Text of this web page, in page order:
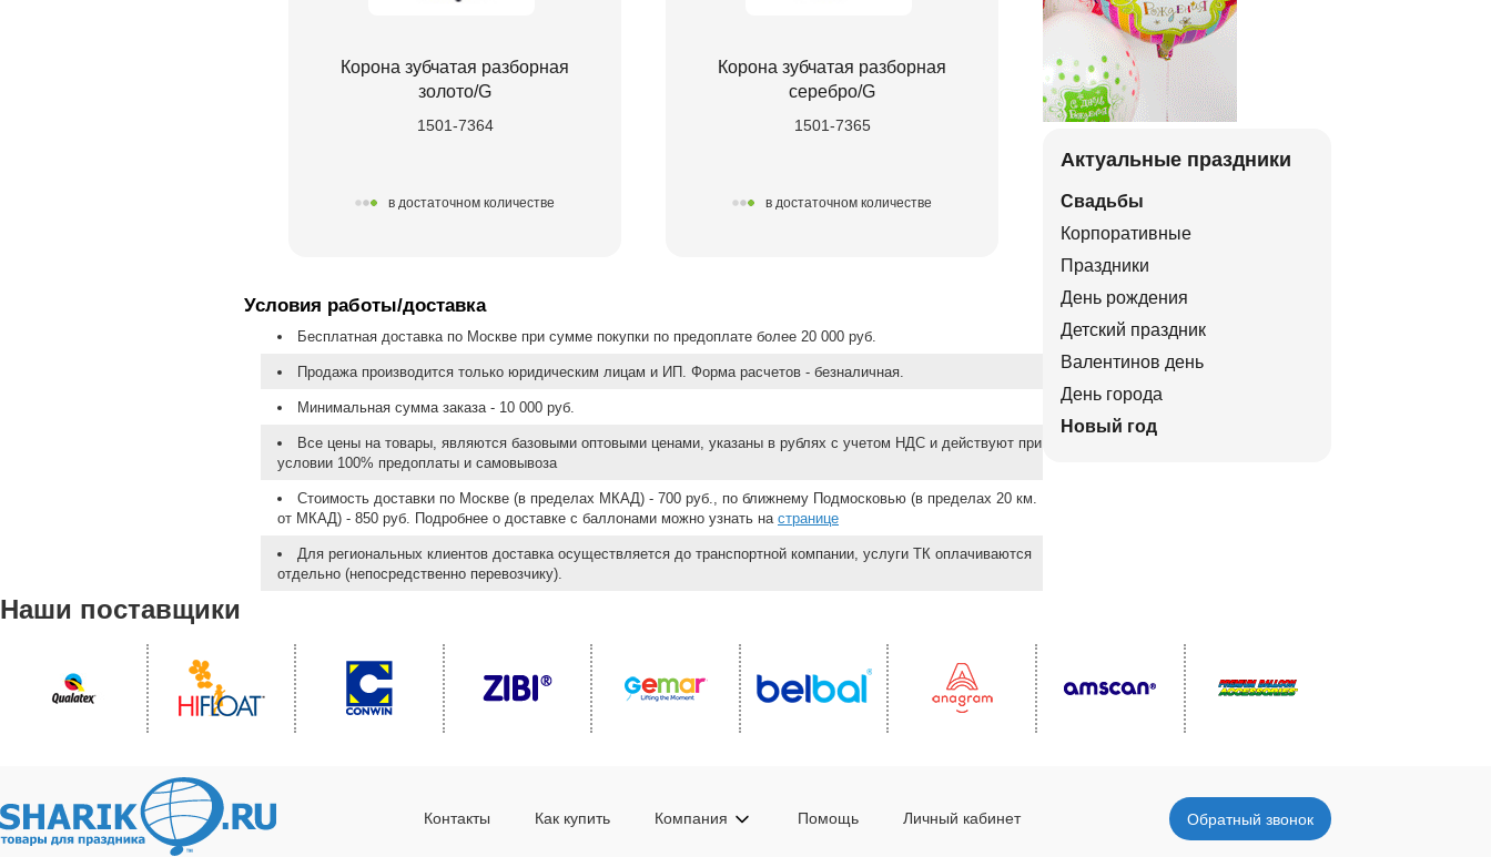
Корона зубчатая разборная
золото/G
1501-7364
в достаточном количестве
Корона зубчатая разборная
серебро/G
1501-7365
в достаточном количестве
Условия работы/доставка
Бесплатная доставка по Москве при сумме покупки по предоплате более 20 000 руб.
Продажа производится только юридическим лицам и ИП. Форма расчетов - безналичная.
Минимальная сумма заказа - 10 000 руб.
Все цены на товары, являются базовыми оптовыми ценами, указаны в рублях с учетом НДС и действуют при
условии 100% предоплаты и самовывоза
Стоимость доставки по Москве (в пределах МКАД) - 700 руб., по ближнему Подмосковью (в пределах 20 км.
от МКАД) - 850 руб. Подробнее о доставке с баллонами можно узнать на странице
Для региональных клиентов доставка осуществляется до транспортной компании, услуги ТК оплачиваются
отдельно (непосредственно перевозчику).
Актуальные праздники
Свадьбы
Корпоративные
Праздники
День рождения
Детский праздник
Валентинов день
День города
Новый год
Наши поставщики
Контакты Как купить Компания Помощь Личный кабинет Обратный звонок